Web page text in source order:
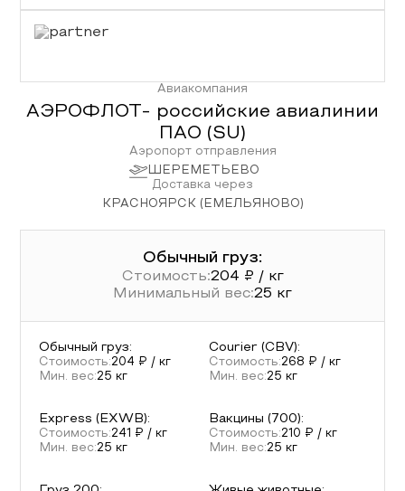
Авиакомпания
АЭРОФЛОТ- российские авиалинии
ПАО (SU)
Аэропорт отправления
ШЕРЕМЕТЬЕВО
Доставка через
КРАСНОЯРСК (ЕМЕЛЬЯНОВО)
Обычный груз:
Стоимость:204 ₽ / кг
Минимальный вес:25 кг
Обычный груз:
Стоимость:204 ₽ / кг
Мин. вес:25 кг
Courier (CBV):
Стоимость:268 ₽ / кг
Мин. вес:25 кг
Express (EXWB):
Стоимость:241
₽ / кг
Мин. вес:25 кг
Вакцины (700):
Стоимость:210 ₽ / кг
Мин. вес:25 кг